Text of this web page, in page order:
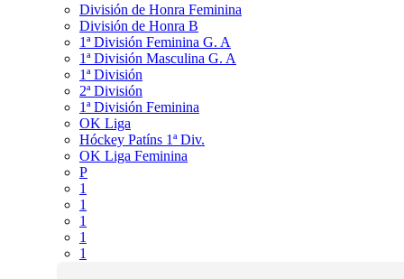
División de Honra Feminina
División de Honra B
1ª División Feminina G. A
1ª División Masculina G. A
1ª División
2ª División
1ª División Feminina
OK Liga
Hóckey Patíns 1ª Div.
OK Liga Feminina
P
1
1
1
1
1